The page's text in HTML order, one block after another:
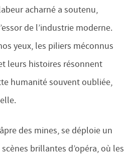
acharné a soutenu,
de l’industrie moderne.
yeux, les piliers méconnus
leurs histoires résonnent
humanité souvent oubliée,
des mines, se déploie un
brillantes d’opéra, où les